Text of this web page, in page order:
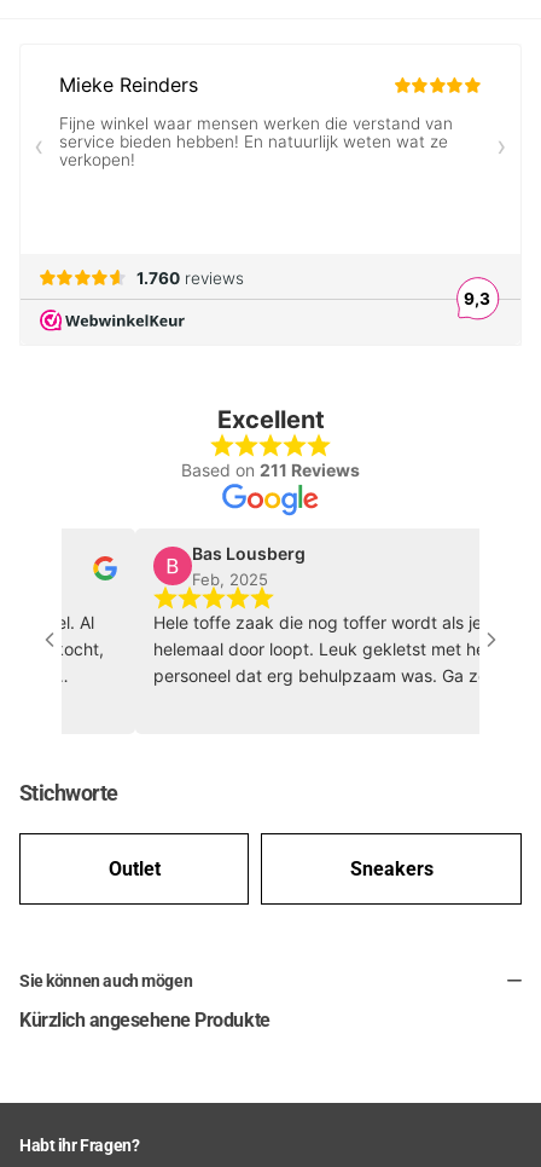
Excellent
Based on 211 Reviews
Al
gekocht,
Bas Lousberg
Feb, 2025
Hele toffe zaak die nog toffer wordt als je hem
helemaal door loopt. Leuk gekletst met het
personeel dat erg behulpzaam was. Ga zo door
Stichworte
Outlet Sneakers
Sie können auch mögen
Kürzlich angesehene Produkte
Habt ihr Fragen?